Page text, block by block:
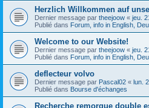
Herzlich Willkommen auf
Dernier message par theejoow « jeu.
Publié dans Forum, info in English,
Welcome to our Website!
Dernier message par theejoow « jeu.
Publié dans Forum, info in English,
deflecteur volvo
Dernier message par Pascal02 « lun.
Publié dans Bourse d'échanges
Recherche remorque double